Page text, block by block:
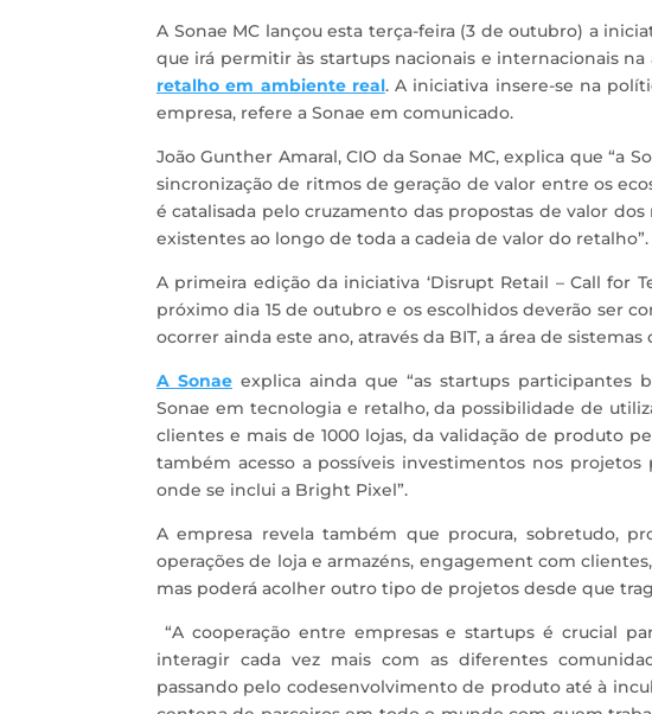
A Sonae MC lançou esta terça-feira (3 de outubro) a
que irá permitir às startups nacionais e internacionais
retalho em ambiente real. A iniciativa insere-se na
empresa, refere a Sonae em comunicado.
João Gunther Amaral, CIO da Sonae MC, explica que “a
sincronização de ritmos de geração de valor entre os
é catalisada pelo cruzamento das propostas de valor
existentes ao longo de toda a cadeia de valor do retalho”.
A primeira edição da iniciativa ‘Disrupt Retail – Call for
próximo dia 15 de outubro e os escolhidos deverão ser
ocorrer ainda este ano, através da BIT, a área de
A Sonae explica ainda que “as startups participantes
Sonae em tecnologia e retalho, da possibilidade de
clientes e mais de 1000 lojas, da validação de produto
também acesso a possíveis investimentos nos
onde se inclui a Bright Pixel”.
A empresa revela também que procura, sobretudo,
operações de loja e armazéns, engagement com
mas poderá acolher outro tipo de projetos desde que
“A cooperação entre empresas e startups é crucial
interagir cada vez mais com as diferentes
passando pelo codesenvolvimento de produto até à